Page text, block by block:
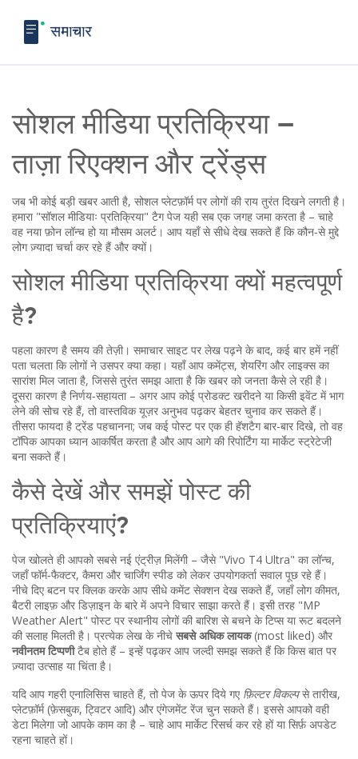
सोशल मीडिया प्रतिक्रिया –
ताज़ा रिएक्शन और ट्रेंड्स
जब भी कोई बड़ी खबर आती है, सोशल प्लेटफ़ॉर्म पर लोगों की राय तुरंत दिखने लगती है।
हमारा "सॉशल मीडियाः प्रतिक्रिया" टैग पेज यही सब एक जगह जमा करता है – चाहे
वह नया फ़ोन लॉन्च हो या मौसम अलर्ट। आप यहाँ से सीधे देख सकते हैं कि कौन‑से मुद्दे
लोग ज़्यादा चर्चा कर रहे हैं और क्यों।
सोशल मीडिया प्रतिक्रिया क्यों महत्वपूर्ण
है?
पहला कारण है समय की तेज़ी। समाचार साइट पर लेख पढ़ने के बाद, कई बार हमें नहीं
पता चलता कि लोगों ने उसपर क्या कहा। यहाँ आप कमेंट्स, शेयरिंग और लाइक्स का
सारांश मिल जाता है, जिससे तुरंत समझ आता है कि खबर को जनता कैसे ले रही है।
दूसरा कारण है निर्णय‑सहायता – अगर आप कोई प्रोडक्ट खरीदने या किसी इवेंट में भाग
लेने की सोच रहे हैं, तो वास्तविक यूज़र अनुभव पढ़कर बेहतर चुनाव कर सकते हैं।
तीसरा फायदा है ट्रेंड पहचानना; जब कई पोस्ट पर एक ही हॅशटैग बार-बार दिखे, तो वह
टॉपिक आपका ध्यान आकर्षित करता है और आप आगे की रिपोर्टिंग या मार्केट स्ट्रेटेजी
बना सकते हैं।
कैसे देखें और समझें पोस्ट की
प्रतिक्रियाएं?
पेज खोलते ही आपको सबसे नई एंट्रीज़ मिलेंगी – जैसे "Vivo T4 Ultra" का लॉन्च,
जहाँ फॉर्म‑फैक्टर, कैमरा और चार्जिंग स्पीड को लेकर उपयोगकर्ता सवाल पूछ रहे हैं।
नीचे दिए बटन पर क्लिक करके आप सीधे कमेंट सेक्शन देख सकते हैं, जहाँ लोग कीमत,
बैटरी लाइफ़ और डिज़ाइन के बारे में अपने विचार साझा करते हैं। इसी तरह "MP
Weather Alert" पोस्ट पर स्थानीय लोगों की बारिश से बचने के टिप्स या रूट बदलने
की सलाह मिलती है। प्रत्येक लेख के नीचे सबसे अधिक लायक(most liked) और
नवीनतम टिप्पणीटैब होते हैं – इन्हें पढ़कर आप जल्दी समझ सकते हैं कि किस बात पर
ज़्यादा उत्साह या चिंता है।
यदि आप गहरी एनालिसिस चाहते हैं, तो पेज के ऊपर दिये गए फ़िल्टर विकल्पसे तारीख,
प्लेटफ़ॉर्म (फ़ेसबुक, ट्विटर आदि) और एंगेजमेंट रेंज चुन सकते हैं। इससे आपको वही
डेटा मिलेगा जो आपके काम का है – चाहे आप मार्केट रिसर्च कर रहे हों या सिर्फ़ अपडेट
रहना चाहते हों।